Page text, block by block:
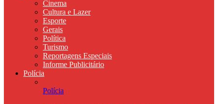
Cinema
Cultura e Lazer
Esporte
Gerais
Política
Turismo
Reportagens Especiais
Informe Publicitário
Polícia
Polícia